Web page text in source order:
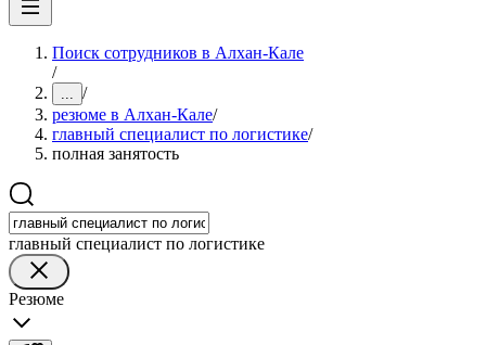
Поиск сотрудников в Алхан-Кале
/
... /
резюме в Алхан-Кале/
главный специалист по логистике/
полная занятость
главный специалист по логистике
Резюме